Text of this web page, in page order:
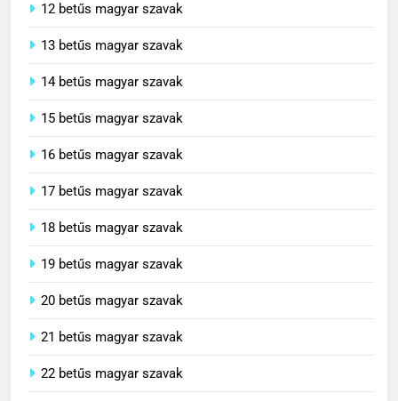
12 betűs magyar szavak
13 betűs magyar szavak
14 betűs magyar szavak
15 betűs magyar szavak
16 betűs magyar szavak
17 betűs magyar szavak
18 betűs magyar szavak
19 betűs magyar szavak
20 betűs magyar szavak
21 betűs magyar szavak
22 betűs magyar szavak